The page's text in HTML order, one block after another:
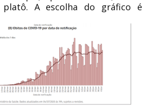
A escolha do gráfico é